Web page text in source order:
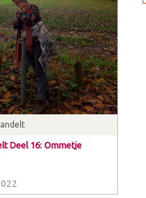
Deel 16: Ommetje